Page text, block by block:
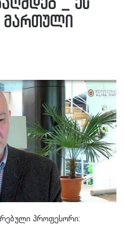
_ ეს
მართული
პროფესორი: